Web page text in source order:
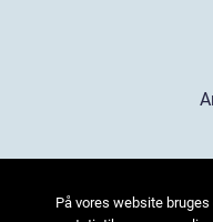
På vores website